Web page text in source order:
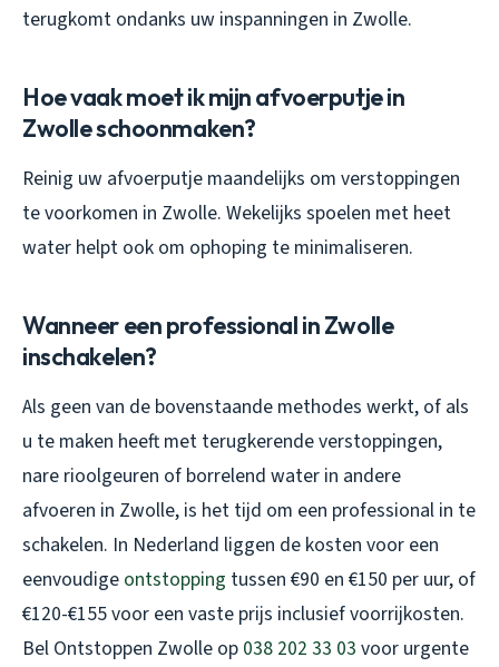
terugkomt ondanks uw inspanningen in Zwolle.
Hoe vaak moet ik mijn afvoerputje in
Zwolle schoonmaken?
Reinig uw afvoerputje maandelijks om verstoppingen
te voorkomen in Zwolle. Wekelijks spoelen met heet
water helpt ook om ophoping te minimaliseren.
Wanneer een professional in Zwolle
inschakelen?
Als geen van de bovenstaande methodes werkt, of als
u te maken heeft met terugkerende verstoppingen,
nare rioolgeuren of borrelend water in andere
afvoeren in Zwolle, is het tijd om een professional in te
schakelen. In Nederland liggen de kosten voor een
eenvoudige ontstopping tussen €90 en €150 per uur, of
€120-€155 voor een vaste prijs inclusief voorrijkosten.
Bel Ontstoppen Zwolle op 038 202 33 03 voor urgente